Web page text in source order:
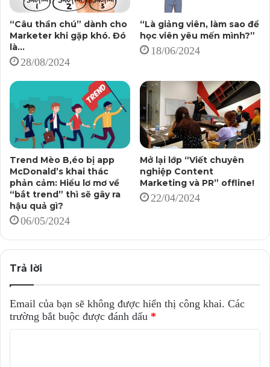
Sau đó, khi về nhà, học viên phải tiếp tục rèn luyện hằng
ngày nữa.
Ai bảo như thế là dễ dàng, là đơn giản nào?
P/S: Khóa học “Content is King” ở đây:
http://vietchuyennghiep.vn
Trung Hiếu–vietchuyennghiep.vn
(*): “Content is King” không phải là câu nói do tỉ phú
Bill Gates sáng tác ra. Tuy nhiên, câu nói này được biết
tới rộng rãi nhờ nhà sáng lập Microsoft, nên tôi tạm coi
đó là câu nói của ông.
“Câu thần chú” dành cho
Marketer khi gặp khó. Đó
là…
28/08/2024
“Là giảng viên, làm sao để
học viên yêu mến mình?”
18/06/2024
Trend Mèo B,éo bị app
McDonald’s khai thác
phản cảm: Hiểu lơ mơ về
“bắt trend” thì sẽ gây ra
hậu quả gì?
06/05/2024
Mở lại lớp “Viết chuyên
nghiệp Content
Marketing và PR” offline!
22/04/2024
Trả lời
Email của bạn sẽ không được hiển thị công khai. Các
trường bắt buộc được đánh dấu *